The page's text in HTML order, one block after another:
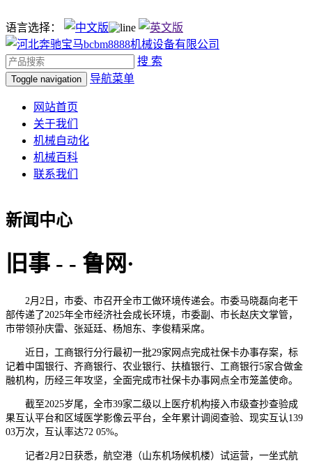
语言选择：
搜 索
Toggle navigation 导航菜单
网站首页
关于我们
机械自动化
机械百科
联系我们
新闻中心
旧事 - - 鲁网·
2月2日，市委、市召开全市工做环境传递会。市委马晓磊向老干
部传递了2025年全市经济社会成长环境，市委副、市长赵庆文掌管，
市带领孙庆雷、张延廷、杨旭东、李俊精采席。
近日，工商银行分行最初一批29家网点完成社保卡办事存案，标
记着中国银行、齐商银行、农业银行、扶植银行、工商银行5家合做金
融机构，历经三年攻坚，全面完成市社保卡办事网点全市笼盖使命。
截至2025岁尾，全市39家二级以上医疗机构接入市级查抄查验成
果互认平台和区域医学影像云平台，全年累计调阅查验、现实互认139
03万次，互认率达72 05%。
记者2月2日获悉，航空港（山东机场候机楼）试运营，一坐式航